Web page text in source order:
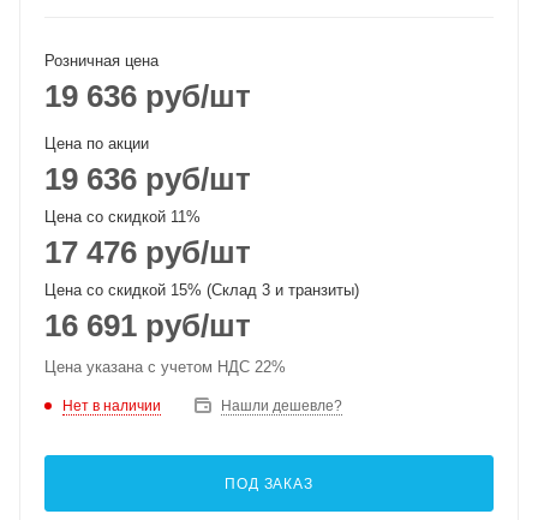
Розничная цена
19 636 руб/шт
Цена по акции
19 636 руб/шт
Цена со скидкой 11%
17 476 руб/шт
Цена со скидкой 15% (Склад 3 и транзиты)
16 691 руб/шт
Цена указана с учетом НДС 22%
Нет в наличии Нашли дешевле?
ПОД ЗАКАЗ